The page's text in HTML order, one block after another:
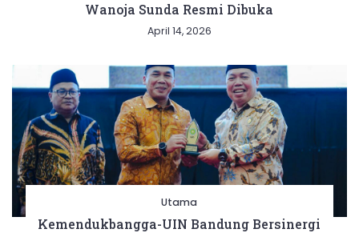
Wanoja Sunda Resmi Dibuka
April 14, 2026
Utama
Kemendukbangga-UIN Bandung Bersinergi